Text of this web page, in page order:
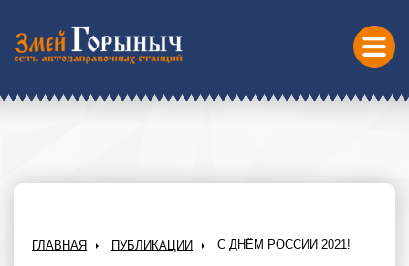
ГЛАВНАЯ ПУБЛИКАЦИИ С ДНЁМ РОССИИ 2021!